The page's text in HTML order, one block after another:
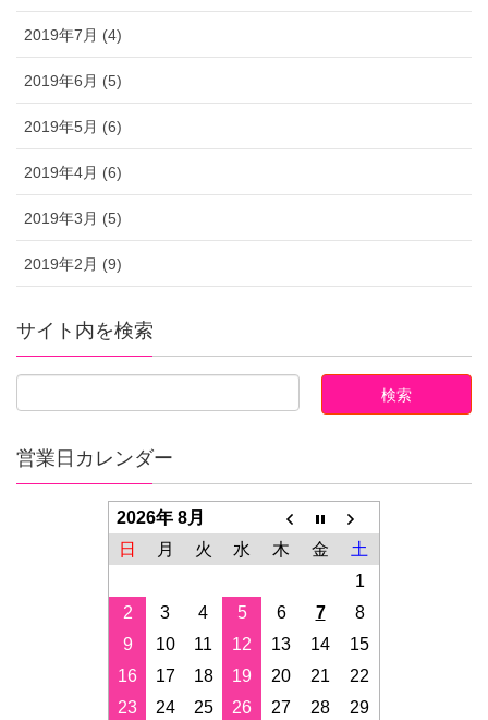
2019年7月 (4)
2019年6月 (5)
2019年5月 (6)
2019年4月 (6)
2019年3月 (5)
2019年2月 (9)
サイト内を検索
営業日カレンダー
2026年 8月
日
月 火 水 木 金
土
1
2
3 4 5 6 7
8
9
10 11 12 13 14
15
16
17 18 19 20 21
22
23
24 25 26 27 28
29